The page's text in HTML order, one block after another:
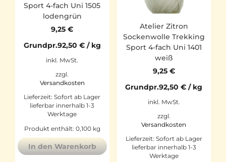
Sport 4-fach Uni 1505
lodengrün
9,25€
Grundpr.92,50 €/ kg
inkl. MwSt.
zzgl.
Versandkosten
Lieferzeit:Sofort ab Lager
lieferbar innerhalb 1-3
Werktage
Produkt enthält: 0,100 kg
In den Warenkorb
Atelier Zitron
Sockenwolle Trekking
Sport 4-fach Uni 1401
weiß
9,25 €
Grundpr.92,50€ / kg
inkl. MwSt.
zzgl.
Versandkosten
Lieferzeit: Sofort ab Lager
lieferbar innerhalb 1-3
Werktage